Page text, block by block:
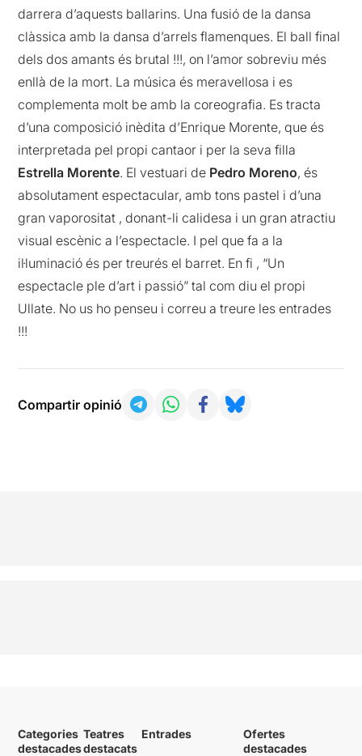
darrera d’aquests ballarins. Una fusió de la dansa
clàssica amb la dansa d’arrels flamenques. El ball final
dels dos amants és brutal !!!, on l’amor sobreviu més
enllà de la mort. La música és meravellosa i es
complementa molt be amb la coreografia. Es tracta
d’una composició inèdita d’Enrique Morente, que és
interpretada pel propi cantaor i per la seva filla
Estrella Morente. El vestuari de Pedro Moreno, és
absolutament espectacular, amb tons pastel i d’una
gran vaporositat , donant-li calidesa i un gran atractiu
visual escènic a l’espectacle. I pel que fa a la
il·luminació és per treurés el barret. En fi , “Un
espectacle ple d’art i passió” tal com diu el propi
Ullate. No us ho penseu i correu a treure les entrades
!!!
Compartir opinió
Categories
destacades
Teatres
destacats
Entrades
Ofertes
destacades